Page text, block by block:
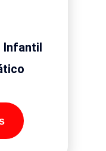
Infantil